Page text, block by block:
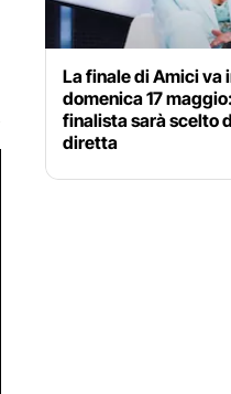
La finale di Amici va
domenica 17
finalista sarà scelto
diretta